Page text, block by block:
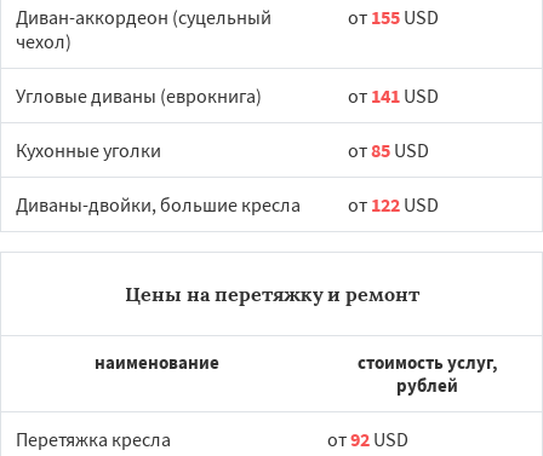
Диван-аккордеон (суцельный
чехол)
от 155 USD
Угловые диваны (еврокнига) от 141 USD
Кухонные уголки от85 USD
Диваны-двойки, большие кресла от 122 USD
Цены на перетяжку и ремонт
наименование
стоимость услуг,
рублей
Перетяжка кресла от92 USD